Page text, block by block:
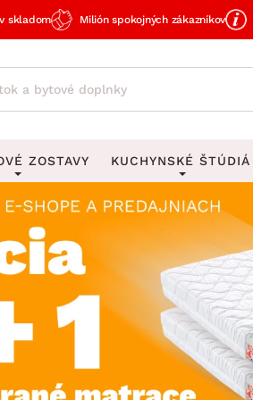
skladom Milión spokojných zákazníkov
a lampičky
svietidlá
DEKORÁCIE
Obrazy
Zrkadlá
Hodiny
Vázy
Zobrazit vše
ZOSTAVY
zostavy
zostavy
zostavy
zostavy
KUCHYNSKÉ ŠTÚDIÁ